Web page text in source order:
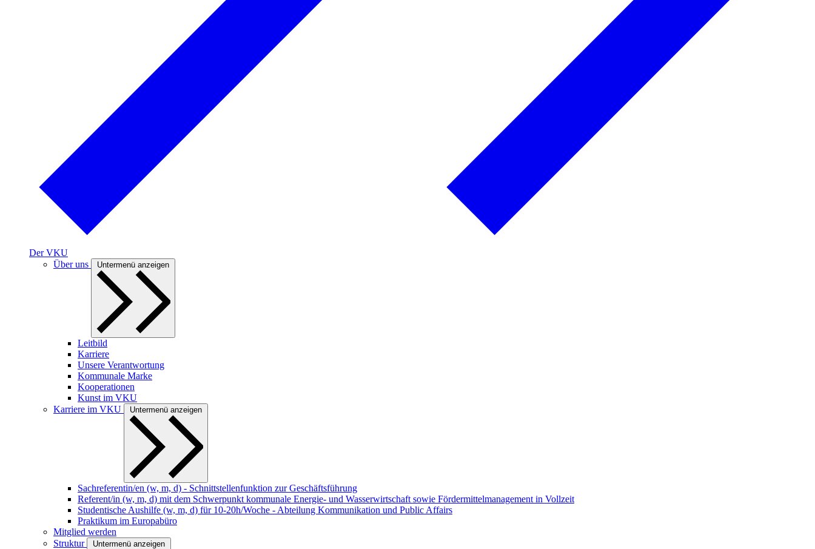
Der VKU
Über uns
Untermenü anzeigen
Leitbild
Karriere
Unsere Verantwortung
Kommunale Marke
Kooperationen
Kunst im VKU
Karriere im VKU
Untermenü anzeigen
Sachreferentin/en (w, m, d) - Schnittstellenfunktion zur Geschäftsführung
Referent/in (w, m, d) mit dem Schwerpunkt kommunale Energie- und Wasserwirtschaft sowie Fördermittelmanagement in Vollzeit
Studentische Aushilfe (w, m, d) für 10-20h/Woche - Abteilung Kommunikation und Public Affairs
Praktikum im Europabüro
Mitglied werden
Struktur
Untermenü anzeigen